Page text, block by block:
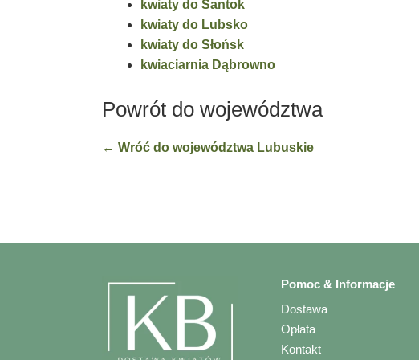
kwiaty do Santok
kwiaty do Lubsko
kwiaty do Słońsk
kwiaciarnia Dąbrowno
Powrót do województwa
← Wróć do województwa Lubuskie
Pomoc & Informacje
Dostawa
Opłata
Kontakt